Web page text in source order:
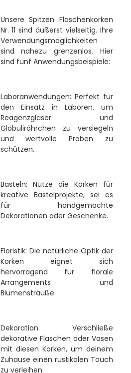
Unsere Spitzen Flaschenkorken
Nr. 11 sind äußerst vielseitig. Ihre
Verwendungsmöglichkeiten
sind nahezu grenzenlos. Hier
sind fünf Anwendungsbeispiele:
Laboranwendungen: Perfekt für
den Einsatz in Laboren, um
Reagenzgläser und
Globuliröhrchen zu versiegeln
und wertvolle Proben zu
schützen.
Basteln: Nutze die Korken für
kreative Bastelprojekte, sei es
für handgemachte
Dekorationen oder Geschenke.
Floristik: Die natürliche Optik der
Korken eignet sich
hervorragend für florale
Arrangements und
Blumensträuße.
Dekoration: Verschließe
dekorative Flaschen oder Vasen
mit diesen Korken, um deinem
Zuhause einen rustikalen Touch
zu verleihen.